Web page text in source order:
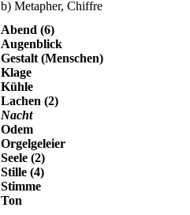
b) Metapher, Chiffre
Abend (6)
Augenblick
Gestalt (Menschen)
Klage
Kühle
Lachen (2)
Nacht
Odem
Orgelgeleier
Seele (2)
Stille (4)
Stimme
Ton